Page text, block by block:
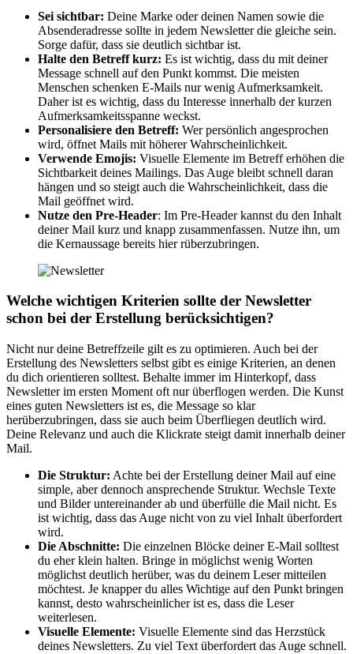
Sei sichtbar: Deine Marke oder deinen Namen sowie die
Absenderadresse sollte in jedem Newsletter die gleiche sein.
Sorge dafür, dass sie deutlich sichtbar ist.
Halte den Betreff kurz: Es ist wichtig, dass du mit deiner
Message schnell auf den Punkt kommst. Die meisten
Menschen schenken E-Mails nur wenig Aufmerksamkeit.
Daher ist es wichtig, dass du Interesse innerhalb der kurzen
Aufmerksamkeitsspanne weckst.
Personalisiere den Betreff: Wer persönlich angesprochen
wird, öffnet Mails mit höherer Wahrscheinlichkeit.
Verwende Emojis: Visuelle Elemente im Betreff erhöhen die
Sichtbarkeit deines Mailings. Das Auge bleibt schnell daran
hängen und so steigt auch die Wahrscheinlichkeit, dass die
Mail geöffnet wird.
Nutze den Pre-Header: Im Pre-Header kannst du den Inhalt
deiner Mail kurz und knapp zusammenfassen. Nutze ihn, um
die Kernaussage bereits hier rüberzubringen.
Welche wichtigen Kriterien sollte der Newsletter
schon bei der Erstellung berücksichtigen?
Nicht nur deine Betreffzeile gilt es zu optimieren. Auch bei der
Erstellung des Newsletters selbst gibt es einige Kriterien, an denen
du dich orientieren solltest. Behalte immer im Hinterkopf, dass
Newsletter im ersten Moment oft nur überflogen werden. Die Kunst
eines guten Newsletters ist es, die Message so klar
herüberzubringen, dass sie auch beim Überfliegen deutlich wird.
Deine Relevanz und auch die Klickrate steigt damit innerhalb deiner
Mail.
Die Struktur: Achte bei der Erstellung deiner Mail auf eine
simple, aber dennoch ansprechende Struktur. Wechsle Texte
und Bilder untereinander ab und überfülle die Mail nicht. Es
ist wichtig, dass das Auge nicht von zu viel Inhalt überfordert
wird.
Die Abschnitte: Die einzelnen Blöcke deiner E-Mail solltest
du eher klein halten. Bringe in möglichst wenig Worten
möglichst deutlich herüber, was du deinem Leser mitteilen
möchtest. Je knapper du alles Wichtige auf den Punkt bringen
kannst, desto wahrscheinlicher ist es, dass die Leser
weiterlesen.
Visuelle Elemente: Visuelle Elemente sind das Herzstück
deines Newsletters. Zu viel Text überfordert das Auge schnell.